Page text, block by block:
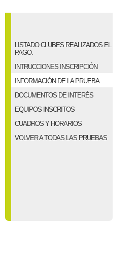
LISTADO CLUBES REALIZADOS EL
PAGO.
INTRUCCIONES INSCRIPCIÓN
INFORMACIÓN DE LA PRUEBA
DOCUMENTOS DE INTERÉS
EQUIPOS INSCRITOS
CUADROS Y HORARIOS
VOLVER A TODAS LAS PRUEBAS